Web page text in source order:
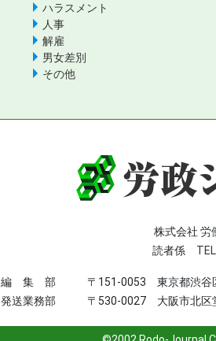
ハラスメント
人事
解雇
男女差別
その他
株式会社 労
読者係
編 集 部 〒151-0053 東京都渋谷
発送業務部
〒530-0027 大阪市北区